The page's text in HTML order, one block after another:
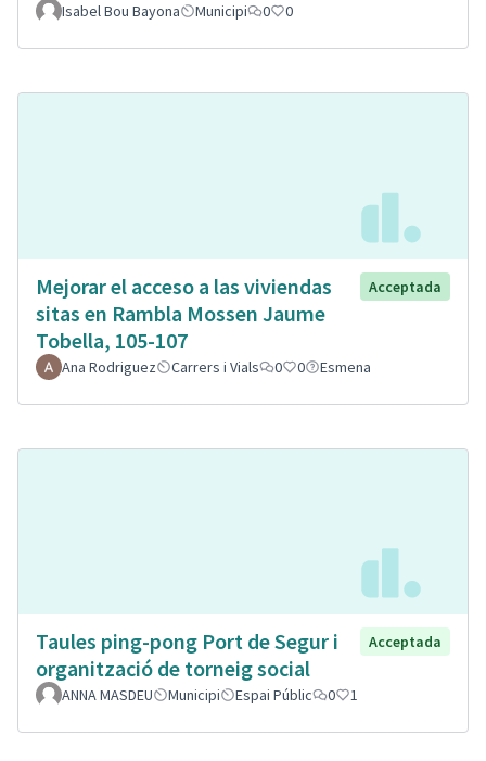
Isabel Bou Bayona
Municipi 0 0
Mejorar el acceso a las viviendas
sitas en Rambla Mossen Jaume
Tobella, 105-107
Acceptada
Ana Rodriguez Carrers i Vials 0 0 Esmena
Taules ping-pong Port de Segur i
organització de torneig social
Acceptada
ANNA MASDEU Municipi Espai Públic 0 1